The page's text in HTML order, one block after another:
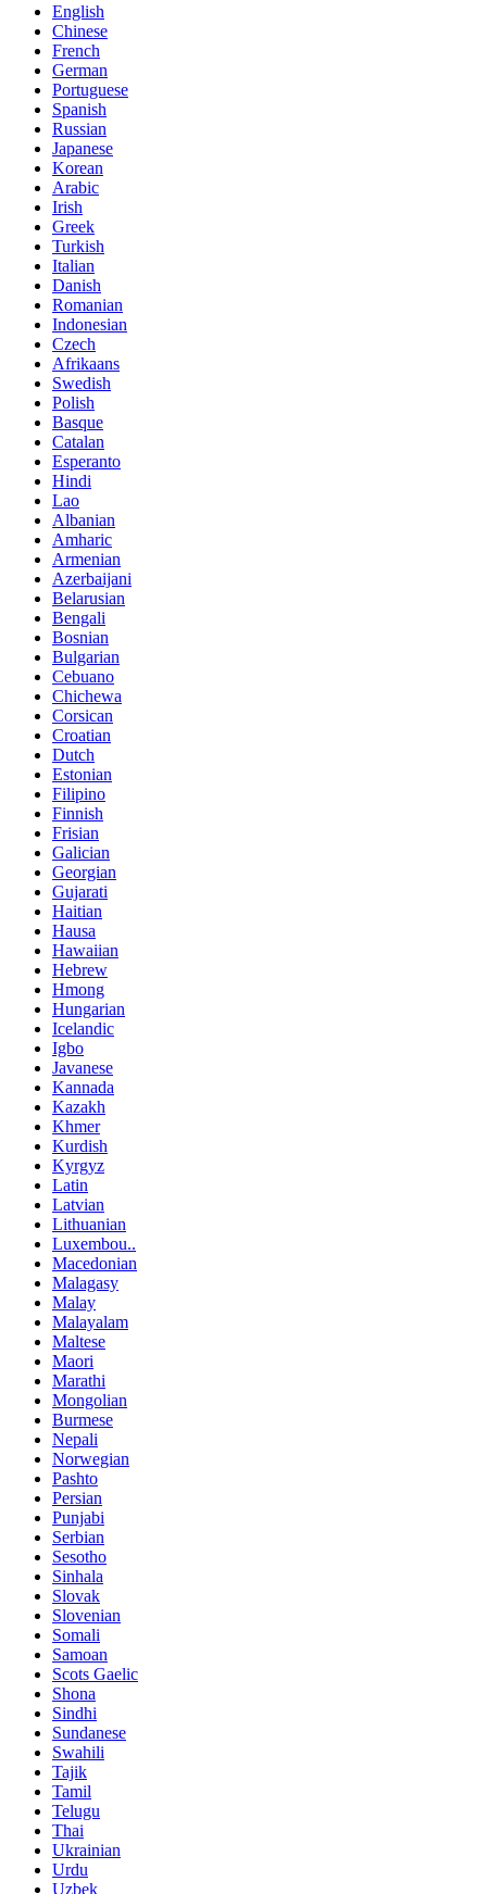
English
Chinese
French
German
Portuguese
Spanish
Russian
Japanese
Korean
Arabic
Irish
Greek
Turkish
Italian
Danish
Romanian
Indonesian
Czech
Afrikaans
Swedish
Polish
Basque
Catalan
Esperanto
Hindi
Lao
Albanian
Amharic
Armenian
Azerbaijani
Belarusian
Bengali
Bosnian
Bulgarian
Cebuano
Chichewa
Corsican
Croatian
Dutch
Estonian
Filipino
Finnish
Frisian
Galician
Georgian
Gujarati
Haitian
Hausa
Hawaiian
Hebrew
Hmong
Hungarian
Icelandic
Igbo
Javanese
Kannada
Kazakh
Khmer
Kurdish
Kyrgyz
Latin
Latvian
Lithuanian
Luxembou..
Macedonian
Malagasy
Malay
Malayalam
Maltese
Maori
Marathi
Mongolian
Burmese
Nepali
Norwegian
Pashto
Persian
Punjabi
Serbian
Sesotho
Sinhala
Slovak
Slovenian
Somali
Samoan
Scots Gaelic
Shona
Sindhi
Sundanese
Swahili
Tajik
Tamil
Telugu
Thai
Ukrainian
Urdu
Uzbek